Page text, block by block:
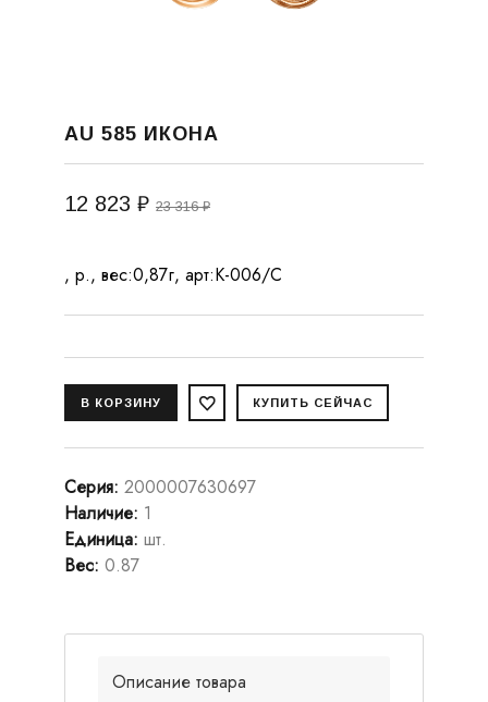
AU 585 ИКОНА
12 823 ₽ 23 316 ₽
, р., вес:0,87г, арт:К-006/С
Серия: 2000007630697
Наличие: 1
Единица: шт.
Вес: 0.87
Описание товара